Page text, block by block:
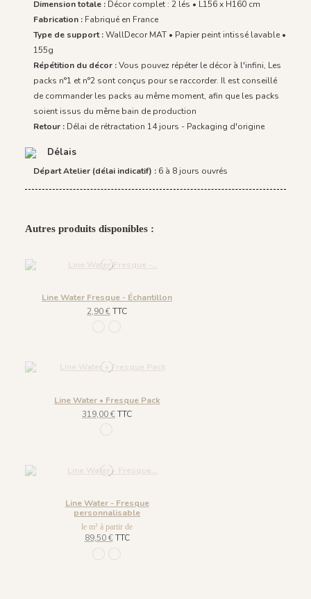
Dimension totale : Décor complet : 2 lés • L156 x H160 cm
Fabrication : Fabriqué en France
Type de support :WallDecor MAT • Papier peint intissé lavable •
155g
Répétition du décor :Vous pouvez répéter le décor à l'infini, Les
packs n°1 et n°2 sont conçus pour se raccorder. Il est conseillé
de commander les packs au même moment, afin que les packs
soient issus du même bain de production
Retour : Délai de rétractation 14 jours - Packaging d'origine
Délais
Départ Atelier (délai indicatif) : 6 à 8 jours ouvrés
Autres produits disponibles :
Line Water Fresque - Échantillon
2,90 €TTC
Line Water • Fresque Pack
319,00 €TTC
Line Water - Fresque
personnalisable
le m² à partir de
89,50 €TTC